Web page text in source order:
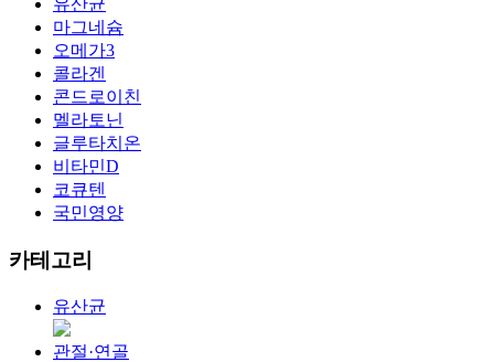
유산균
마그네슘
오메가3
콜라겐
콘드로이친
멜라토닌
글루타치온
비타민D
코큐텐
국민영양
카테고리
유산균
관절·연골